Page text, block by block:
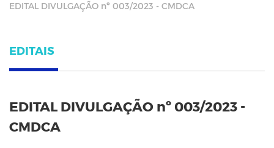
EDITAL DIVULGAÇÃO nº 003/2023 - CMDCA
EDITAIS
EDITAL DIVULGAÇÃO nº 003/2023 -
CMDCA